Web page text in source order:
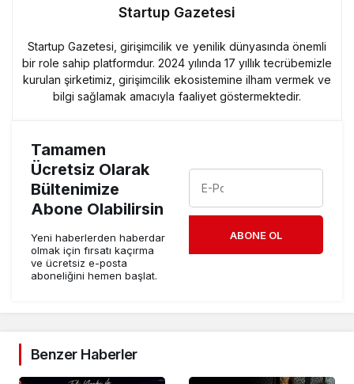
Startup Gazetesi
Startup Gazetesi, girişimcilik ve yenilik dünyasında önemli
bir role sahip platformdur. 2024 yılında 17 yıllık tecrübemizle
kurulan şirketimiz, girişimcilik ekosistemine ilham vermek ve
bilgi sağlamak amacıyla faaliyet göstermektedir.
Tamamen
Ücretsiz Olarak
Bültenimize
Abone Olabilirsin
Yeni haberlerden haberdar
olmak için fırsatı kaçırma
ve ücretsiz e-posta
aboneliğini hemen başlat.
ABONE OL
Benzer Haberler